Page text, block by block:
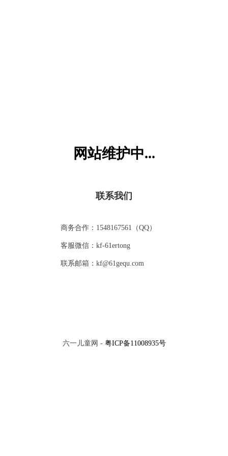
网站维护中...
联系我们
商务合作：1548167561（QQ）
客服微信：kf-61ertong
联系邮箱：kf@61gequ.com
六一儿童网 - 粤ICP备11008935号